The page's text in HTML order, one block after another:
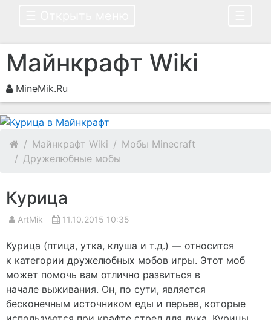
Майнкрафт Wiki
MineMik.Ru
Майнкрафт Wiki
Мобы Minecraft
Дружелюбные мобы
Курица
ArtMik 11.10.2015 10:35
Курица (птица, утка, клуша и т.д.) — относится
к категории дружелюбных мобов игры. Этот моб
может помочь вам отлично развиться в
начале выживания. Он, по сути, является
бесконечным источником еды и перьев, которые